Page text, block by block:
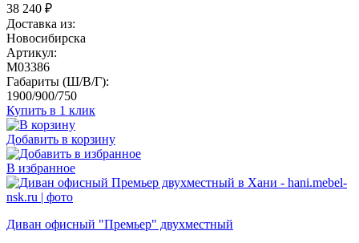
38 240 ₽
Доставка из:
Новосибирска
Артикул:
M03386
Габариты (Ш/В/Г):
1900/900/750
Купить в 1 клик
Добавить в корзину
В избранное
Диван офисный "Премьер" двухместный